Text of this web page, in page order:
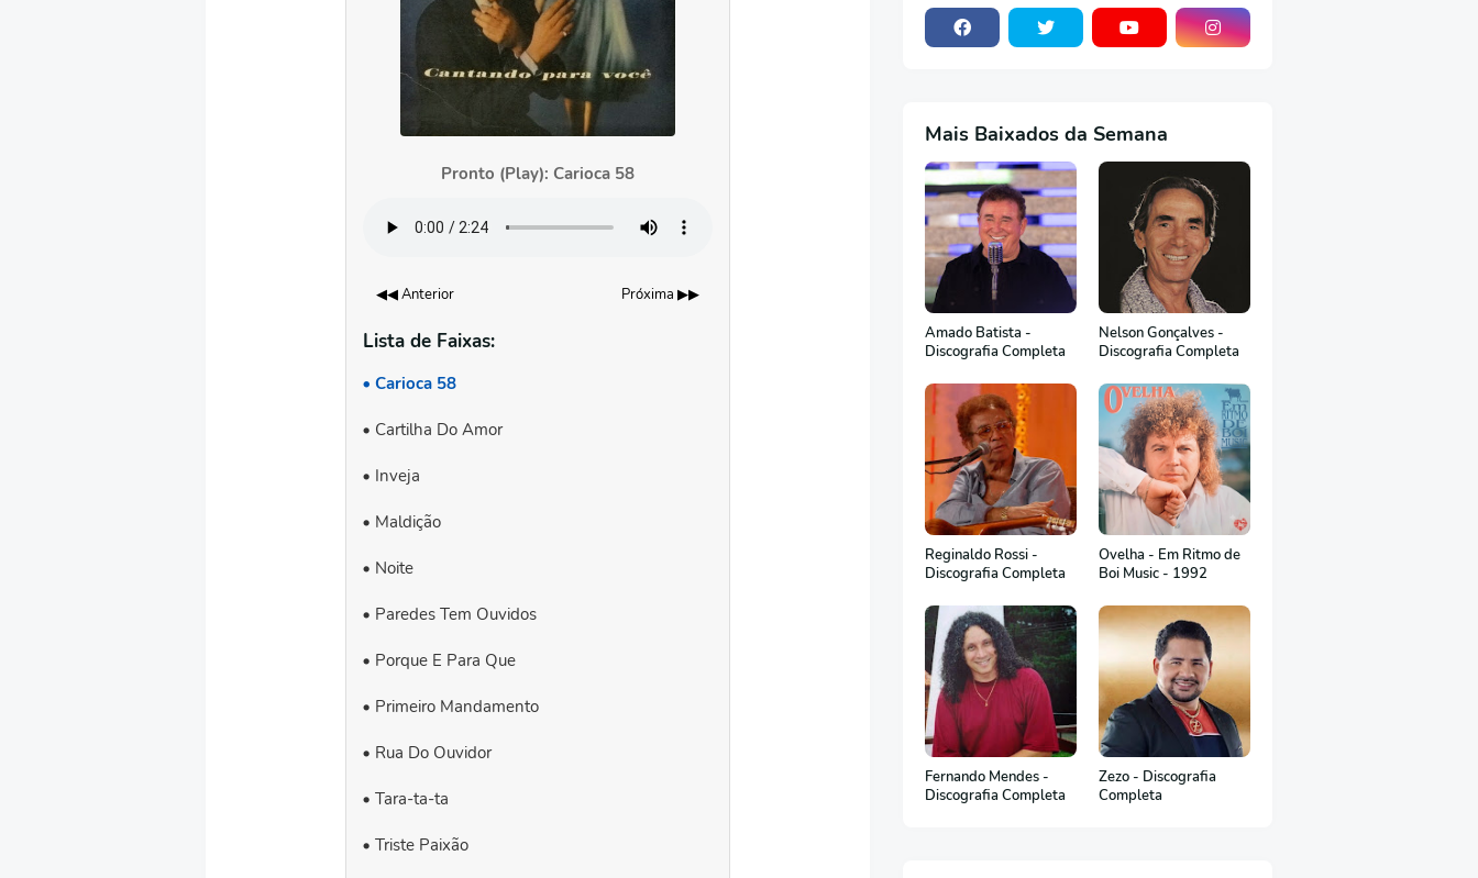
Pronto (Play): Carioca 58
◀◀ Anterior Próxima ▶▶
Lista de Faixas:
Carioca 58
Cartilha Do Amor
Inveja
Maldição
Noite
Paredes Tem Ouvidos
Porque E Para Que
Primeiro Mandamento
Rua Do Ouvidor
Tara-ta-ta
Triste Paixão
Mais Baixados da Semana
Amado Batista -
Discografia Completa
Nelson Gonçalves -
Discografia Completa
Reginaldo Rossi -
Discografia Completa
Ovelha - Em Ritmo de
Boi Music - 1992
Fernando Mendes -
Discografia Completa
Zezo - Discografia
Completa